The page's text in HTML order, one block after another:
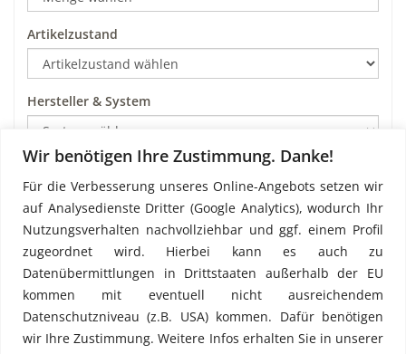
Wir benötigen Ihre Zustimmung. Danke!
Für die Verbesserung unseres Online-Angebots setzen wir
auf Analysedienste Dritter (Google Analytics), wodurch Ihr
Nutzungsverhalten nachvollziehbar und ggf. einem Profil
zugeordnet wird. Hierbei kann es auch zu
Datenübermittlungen in Drittstaaten außerhalb der EU
kommen mit eventuell nicht ausreichendem
Datenschutzniveau (z.B. USA) kommen. Dafür benötigen
wir Ihre Zustimmung. Weitere Infos erhalten Sie in unserer
Artikelzustand
Hersteller & System
Art
Preis pro m²